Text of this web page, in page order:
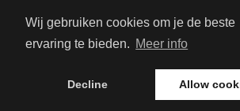
Wij gebruiken cookies om je de beste
ervaring te bieden. Meer info
Decline Allow
Algemene Voorwaarden